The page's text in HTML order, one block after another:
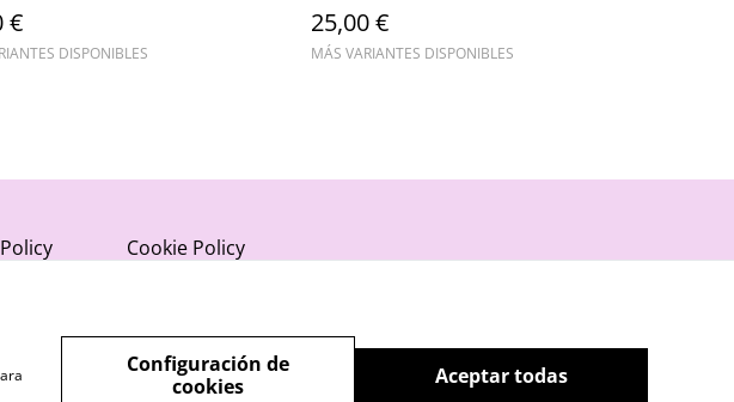
€
DISPONIBLES
25,00 €
MÁS VARIANTES DISPONIBLES
Cookie Policy
Aceptar todas
Configuración de
cookies